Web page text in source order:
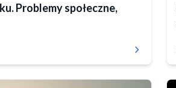
Problemy społeczne,